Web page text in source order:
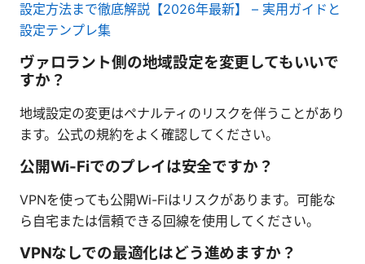
設定方法まで徹底解説【2026年最新】 – 実用ガイドと
設定テンプレ集
ヴァロラント側の地域設定を変更してもいいで
すか？
地域設定の変更はペナルティのリスクを伴うことがあり
ます。公式の規約をよく確認してください。
公開Wi-Fiでのプレイは安全ですか？
VPNを使っても公開Wi-Fiはリスクがあります。可能な
ら自宅または信頼できる回線を使用してください。
VPNなしでの最適化はどう進めますか？